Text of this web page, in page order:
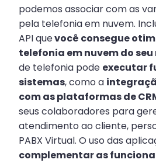
podemos associar com as
pela telefonia em nuvem.
API quevocê consegue
telefonia em nuvem do
de telefonia pode executar
sistemas, como a
com as plataformas de
seus colaboradores para
atendimento ao cliente,
PABX Virtual. O uso das
complementar as